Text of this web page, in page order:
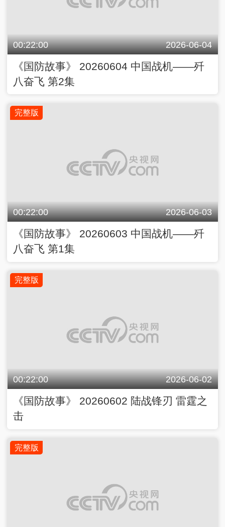
00:22:00 2026-06-04
《国防故事》 20260604 中国战机——歼
八奋飞 第2集
完整版
00:22:00 2026-06-03
《国防故事》 20260603 中国战机——歼
八奋飞 第1集
完整版
00:22:00 2026-06-02
《国防故事》 20260602 陆战锋刃 雷霆之
击
完整版